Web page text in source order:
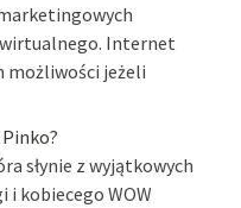
Internet
możliwości jeżeli
słynie z wyjątkowych
i kobiecego WOW